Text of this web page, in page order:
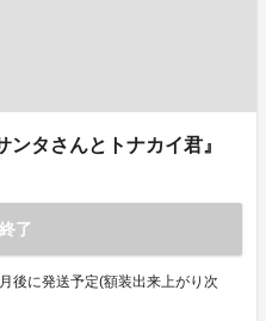
タさんとトナカイ君』
了
後に発送予定(額装出来上がり次